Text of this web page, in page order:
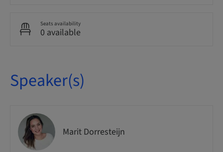
Seats availability
0 available
Speaker(s)
Marit Dorresteijn